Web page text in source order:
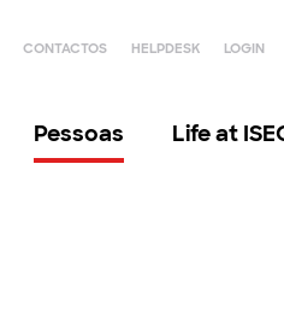
CONTACTOS HELPDESK LOGIN
Pessoas Life at